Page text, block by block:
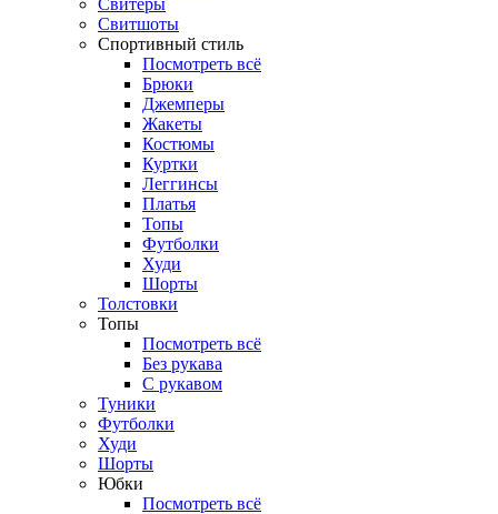
Свитшоты
Спортивный стиль
Посмотреть всё
Брюки
Джемперы
Жакеты
Костюмы
Куртки
Леггинсы
Платья
Топы
Футболки
Худи
Шорты
Толстовки
Топы
Посмотреть всё
Без рукава
С рукавом
Туники
Футболки
Худи
Шорты
Юбки
Посмотреть всё